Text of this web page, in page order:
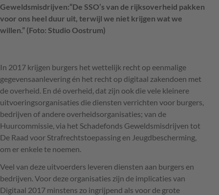
Geweldsmisdrijven:“De SSO’s van de rijksoverheid pakken
voor ons heel duur uit, terwijl we niet krijgen wat we
willen.” (Foto: Studio Oostrum)
In 2017 krijgen burgers het wettelijk recht op eenmalige
gegevensaanlevering én het recht op digitaal zakendoen met
de overheid. En dé overheid, dat zijn ook die vele kleinere
uitvoeringsorganisaties die diensten verrichten voor burgers,
bedrijven of andere overheidsorganisaties; van de
Huurcommissie, via het Schadefonds Geweldsmisdrijven tot
De Raad voor Strafrechtstoepassing en Jeugdbescherming,
om er enkele te noemen.
Veel van deze uitvoerders leveren diensten aan burgers en
bedrijven. Voor deze organisaties zijn de implicaties van
Digitaal 2017 minstens zo ingrijpend als voor de grote